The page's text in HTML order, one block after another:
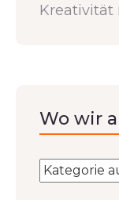
Kreativität
Wo wir